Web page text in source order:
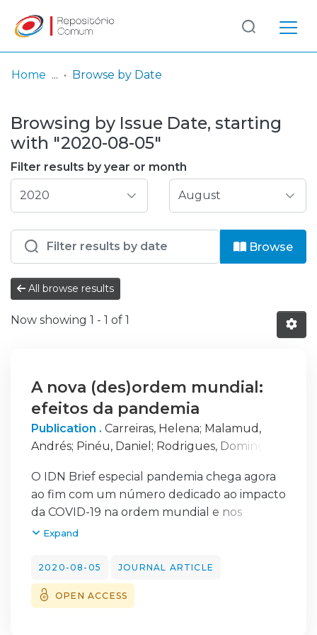
& Collections
Browse repository
Entities
Log
In
(current)
Home Browse by Date
Browsing by Issue Date, starting
with "2020-08-05"
Filter results by year or month
Browse
All browse results
Now showing 1 - 1 of 1
A nova (des)ordem mundial:
efeitos da pandemia
Publication . Carreiras, Helena; Malamud,
Andrés; Pinéu, Daniel ; Rodrigues, Domingos
Teixeira;Simão, Licínia;Cunha, Luís;Moita,
Luís; Tomé, Luís;Freire, Maria Raquel ;
Aguirre, Mariano;Lopes, Paula Duarte
Pinto, Raquel
O IDN Brief especial pandemia chega agora
ao fim com um número dedicado ao impacto
da COVID-19 na ordem mundial e nos
equilíbrios geoestratégicos. Foram 9 edições,
análises sobre os efeitos desta pandemia em
múltiplas dimensões: da segurança sanitária
à ação das forças armadas, da gestão de
Expand
2020-08-05 JOURNAL ARTICLE
OPEN ACCESS